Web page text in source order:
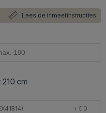
Lees de inmeetinstructies
cm
+ € 0